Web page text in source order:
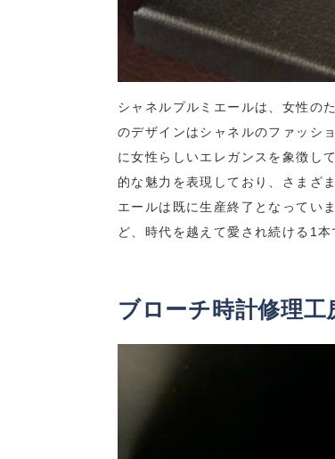
シャネルプルミエールは、女性の
のデザインはシャネルのファッシ
に女性らしいエレガンスを象徴し
的な魅力を表現しており、さまざ
エールは既に生産終了となってい
ど、時代を越えて愛され続ける1本
ブローチ時計修理工